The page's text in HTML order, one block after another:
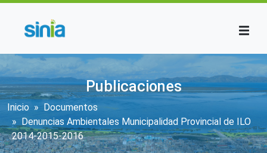
Publicaciones
Sobrescribir enlaces de ayuda a la
Inicio
Documentos
Denuncias Ambientales Municipalidad Provincial de ILO
2014-2015-2016